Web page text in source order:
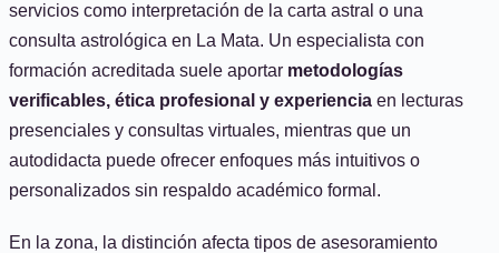
servicios como interpretación de la carta astral o una
consulta astrológica en La Mata. Un especialista con
formación acreditada suele aportar metodologías
verificables, ética profesional y experiencia en lecturas
presenciales y consultas virtuales, mientras que un
autodidacta puede ofrecer enfoques más intuitivos o
personalizados sin respaldo académico formal.
En la zona, la distinción afecta tipos de asesoramiento